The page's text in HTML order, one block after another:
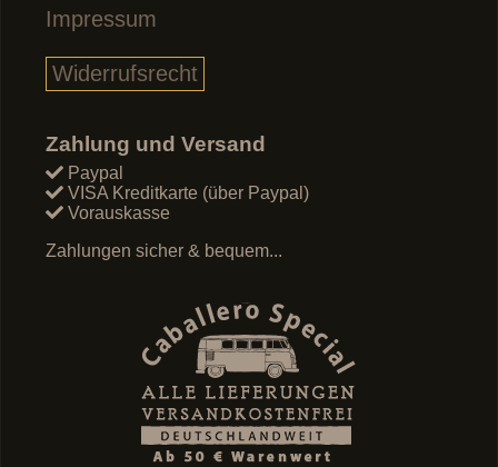
Impressum
Widerrufsrecht
Zahlung und Versand
Paypal
VISA Kreditkarte (über Paypal)
Vorauskasse
Zahlungen sicher & bequem...